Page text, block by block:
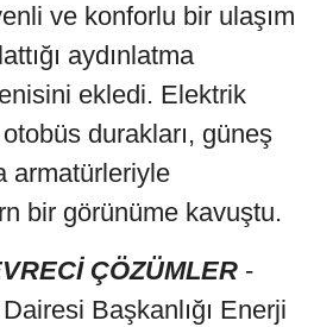
ve konforlu bir ulaşım
aydınlatma
ekledi. Elektrik
durakları, güneş
armatürleriyle
bir görünüme kavuştu.
ÇÖZÜMLER -
Başkanlığı Enerji